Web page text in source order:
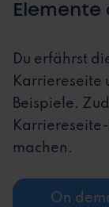
Du erfährst
Karriereseite
Beispiele.
machen.
On